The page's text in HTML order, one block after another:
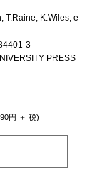
T.Raine, K.Wiles, e
3
PRESS
円 ＋ 税)